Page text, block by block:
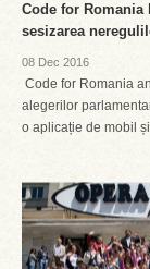
Code for Romania
sesizarea
08 Dec 2016
Code for Romania
alegerilor
o aplicație de mobil